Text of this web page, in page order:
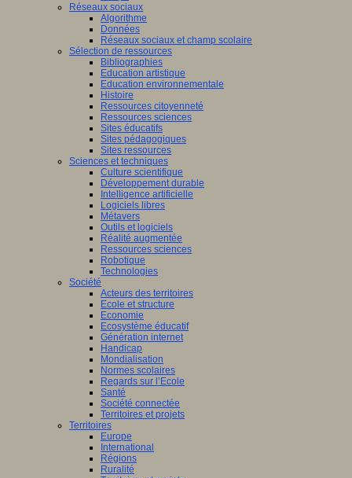
Réseaux sociaux
Algorithme
Données
Réseaux sociaux et champ scolaire
Sélection de ressources
Bibliographies
Education artistique
Education environnementale
Histoire
Ressources citoyenneté
Ressources sciences
Sites éducatifs
Sites pédagogiques
Sites ressources
Sciences et techniques
Culture scientifique
Développement durable
Intelligence artificielle
Logiciels libres
Métavers
Outils et logiciels
Réalité augmentée
Ressources sciences
Robotique
Technologies
Société
Acteurs des territoires
Ecole et structure
Economie
Ecosystème éducatif
Génération internet
Handicap
Mondialisation
Normes scolaires
Regards sur l’Ecole
Santé
Société connectée
Territoires et projets
Territoires
Europe
International
Régions
Ruralité